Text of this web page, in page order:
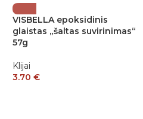
VISBELLA epoksidinis
glaistas „šaltas suvirinimas“
57g
Klijai
3.70 €